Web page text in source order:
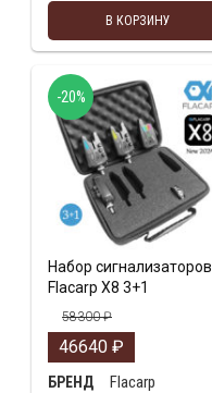
В КОРЗИНУ
Набор сигнализаторов
Flacarp X8 3+1
58300₽
46640 ₽
БРЕНД Flacarp
-20%